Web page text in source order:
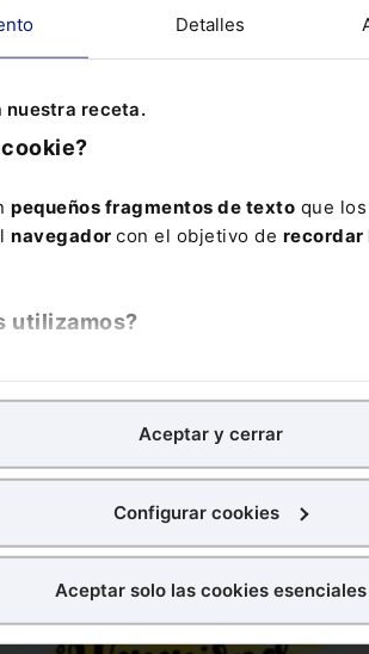
Detalles
nuestra receta.
pequeños fragmentos de texto que
navegador con el objetivo de recordar
utilizamos?
en nuestra página web.
poder mostrarte publicidad y
las cookies para que tu experiencia en
solo las esencialespara denegar
configurarlas cookies y seleccionar
Aceptar y cerrar
Configurar cookies
Aceptar solo las cookies esenciales
sobre el incumplimiento del contrato
del inquilino y del...